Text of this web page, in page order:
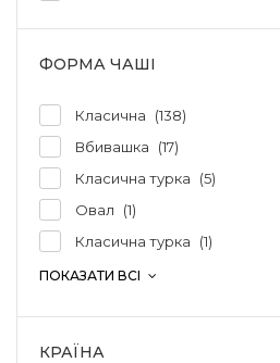
ФОРМА ЧАШІ
Вбивашка 17
Класична 138
Класична турка 5
Класична турка 1
Овал 1
ПОКАЗАТИ ВСІ
КРАЇНА